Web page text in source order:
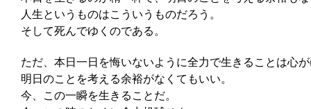
人生というものはこういうものだろう。
そして死んでゆくのである。
ただ、本日一日を悔いないように全力で生きることは心
明日のことを考える余裕がなくてもいい。
今、この一瞬を生きることだ。